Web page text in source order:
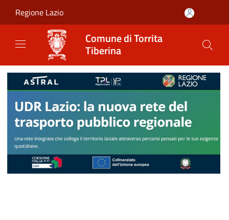
Regione Lazio
Comune di Torrita
Tiberina